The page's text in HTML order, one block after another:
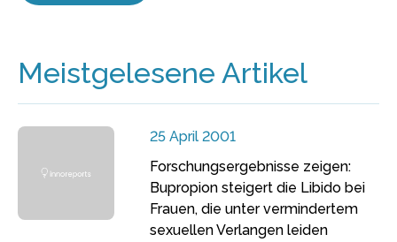
Meistgelesene Artikel
25 April 2001
Forschungsergebnisse zeigen:
Bupropion steigert die Libido bei
Frauen, die unter vermindertem
sexuellen Verlangen leiden